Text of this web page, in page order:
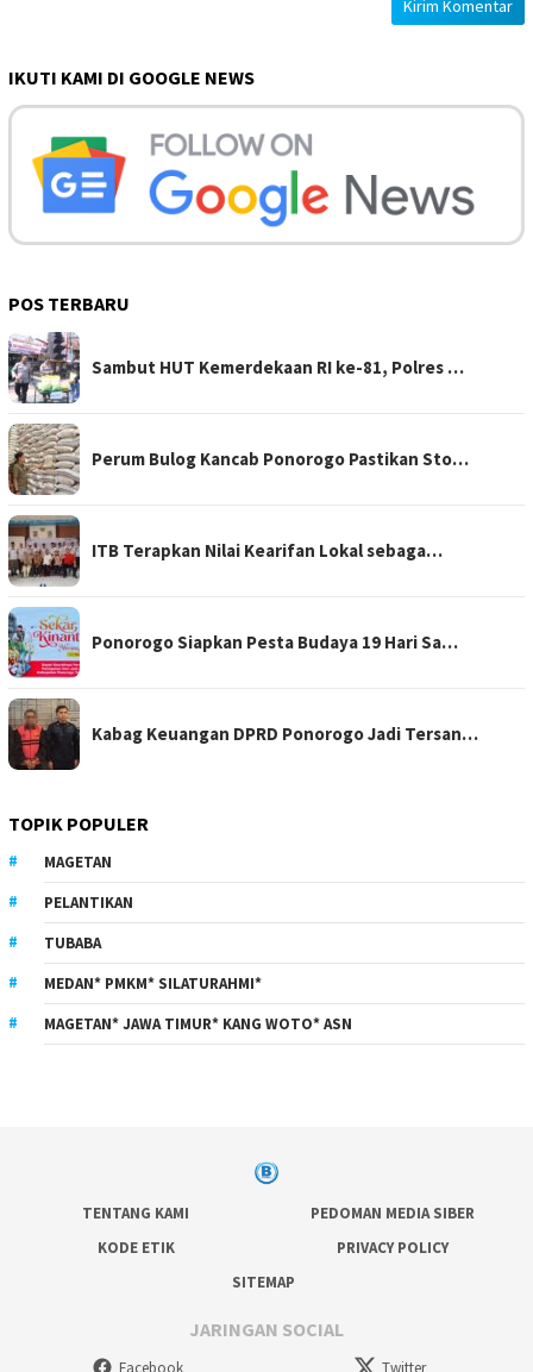
IKUTI KAMI DI GOOGLE NEWS
POS TERBARU
Sambut HUT Kemerdekaan RI ke-81, Polres …
Perum Bulog Kancab Ponorogo Pastikan Sto…
ITB Terapkan Nilai Kearifan Lokal sebaga…
Ponorogo Siapkan Pesta Budaya 19 Hari Sa…
Kabag Keuangan DPRD Ponorogo Jadi Tersan…
TOPIK POPULER
MAGETAN
PELANTIKAN
TUBABA
MEDAN* PMKM* SILATURAHMI*
MAGETAN* JAWA TIMUR* KANG WOTO* ASN
TENTANG KAMI
PEDOMAN MEDIA SIBER
KODE ETIK
PRIVACY POLICY
SITEMAP
JARINGAN SOCIAL